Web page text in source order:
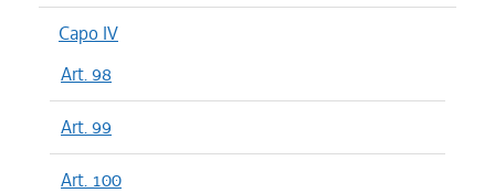
Capo IV
Art. 98
Art. 99
Art. 100